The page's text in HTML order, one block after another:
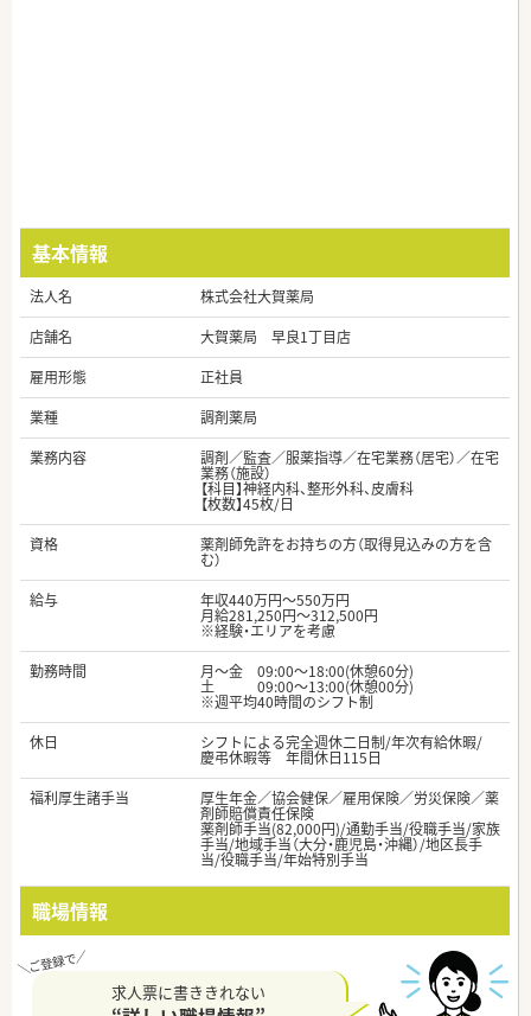
基本情報
法人名
株式会社大賀薬局
店舗名
大賀薬局 早良1丁目店
雇用形態
正社員
業種
調剤薬局
業務内容
調剤／監査／服薬指導／在宅業務（居宅）／在宅
業務（施設）
【科目】神経内科、整形外科、皮膚科
【枚数】45枚/日
資格
薬剤師免許をお持ちの方（取得見込みの方を含
む）
給与
年収440万円～550万円
月給281,250円～312,500円
※経験・エリアを考慮
勤務時間
月～金 09:00～18:00(休憩60分)
土 09:00～13:00(休憩00分)
※週平均40時間のシフト制
休日
シフトによる完全週休二日制/年次有給休暇/
慶弔休暇等 年間休日115日
福利厚生諸手当
厚生年金／協会健保／雇用保険／労災保険／薬
剤師賠償責任保険
薬剤師手当(82,000円)/通勤手当/役職手当/家族
手当/地域手当（大分・鹿児島・沖縄）/地区長手
当/役職手当/年始特別手当
職場情報
求人票に書ききれない